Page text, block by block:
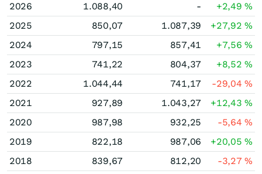
2026
1.088,40 - +2,49%
2025
850,07 1.087,39 +27,92%
2024
797,15 857,41 +7,56%
2023
741,22 804,37 +8,52%
2022
1.044,44 741,17 -29,04%
2021
927,89 1.043,27 +12,43%
2020
987,98 932,25 -5,64%
2019
822,18 987,06 +20,05%
2018
839,67 812,20 -3,27%